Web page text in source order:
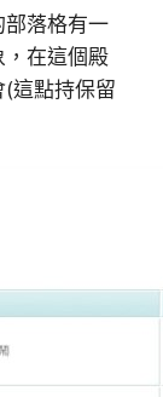
部落格有一
，在這個殿
這點持保留